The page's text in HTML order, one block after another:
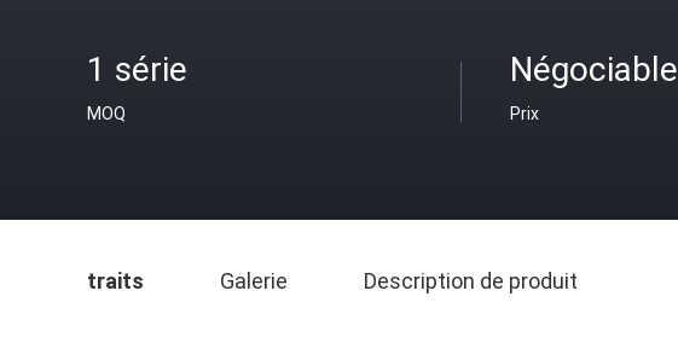
1 série
MOQ
Négociable
Prix
traits Galerie Description de produit